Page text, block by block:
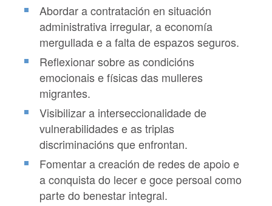
Abordar a contratación en situación
administrativa irregular, a economía
mergullada e a falta de espazos seguros.
Reflexionar sobre as condicións
emocionais e físicas das mulleres
migrantes.
Visibilizar a interseccionalidade de
vulnerabilidades e as triplas
discriminacións que enfrontan.
Fomentar a creación de redes de apoio e
a conquista do lecer e goce persoal como
parte do benestar integral.